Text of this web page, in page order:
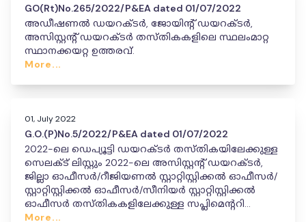
GO(Rt)No.265/2022/P&EA dated 01/07/2022
അഡീഷണൽ ഡയറക്ടർ, ജോയിന്റ് ഡയറക്ടർ,
അസിസ്റ്റന്റ് ഡയറക്ടർ തസ്‌തികകളിലെ സ്ഥലംമാറ്റ
സ്ഥാനക്കയറ്റ ഉത്തരവ്.
More...
01, July 2022
G.O.(P)No.5/2022/P&EA dated 01/07/2022
2022-ലെ ഡെപ്യൂട്ടി ഡയറക്ടർ തസ്തികയിലേക്കുള്ള
സെലക്ട് ലിസ്റ്റും 2022-ലെ അസിസ്റ്റന്റ് ഡയറക്ടർ,
ജില്ലാ ഓഫീസർ/റീജിയണൽ സ്റ്റാറ്റിസ്റ്റിക്കൽ ഓഫീസർ/
സ്റ്റാറ്റിസ്റ്റിക്കൽ ഓഫീസർ/സീനിയർ സ്റ്റാറ്റിസ്റ്റിക്കൽ
ഓഫീസർ തസ്തികകളിലേക്കുള്ള സപ്ലിമെന്ററി
സെലക്ട് ലിസ്റ്റും - ഡി പി സി (ഹയർ)(അഡ്‌ഹോക്) -
More...